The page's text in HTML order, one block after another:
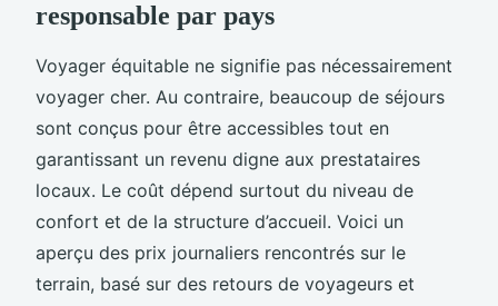
responsable par pays
Voyager équitable ne signifie pas nécessairement
voyager cher. Au contraire, beaucoup de séjours
sont conçus pour être accessibles tout en
garantissant un revenu digne aux prestataires
locaux. Le coût dépend surtout du niveau de
confort et de la structure d’accueil. Voici un
aperçu des prix journaliers rencontrés sur le
terrain, basé sur des retours de voyageurs et